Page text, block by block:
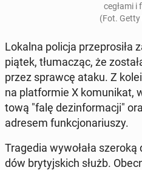
cegłami i
(Fot. Getty
Lokalna policja prze­pro­si­ła
piątek, tłu­ma­cząc, że
przez sprawcę ataku. Z
na plat­for­mie X ko­mu­ni­kat,
to­wą "falę dez­in­for­ma­cji"
adresem funk­cjo­na­riu­szy.
Tra­ge­dia wy­wo­ła­ła
dów bry­tyj­skich służb.